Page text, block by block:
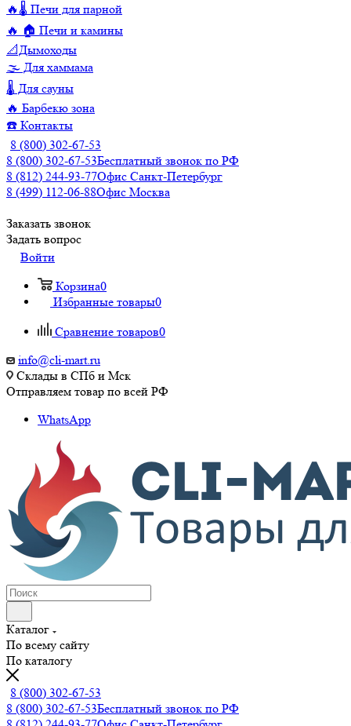
🔥🌡️ Печи для парной
🔥 🏠 Печи и камины
📐Дымоходы
🌫️ Для хаммама
🌡️ Для сауны
🔥 Барбекю зона
☎️ Контакты
8 (800) 302-67-53
8 (800) 302-67-53Бесплатный звонок по РФ
8 (812) 244-93-77Офис Санкт-Петербург
8 (499) 112-06-88Офис Москва
Заказать звонок
Задать вопрос
Войти
Корзина0
Избранные товары0
Сравнение товаров0
info@cli-mart.ru
Склады в СПб и Мск
Отправляем товар по всей РФ
WhatsApp
Каталог
По всему сайту
По каталогу
8 (800) 302-67-53
8 (800) 302-67-53Бесплатный звонок по РФ